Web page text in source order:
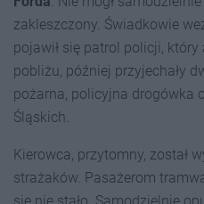
zakleszczony. Świadkowie
pojawił się patrol policji, który
pobliżu, później przyjechały
pożarna, policyjna drogówka
Śląskich.
Kierowca, przytomny, został
strażaków. Pasażerom